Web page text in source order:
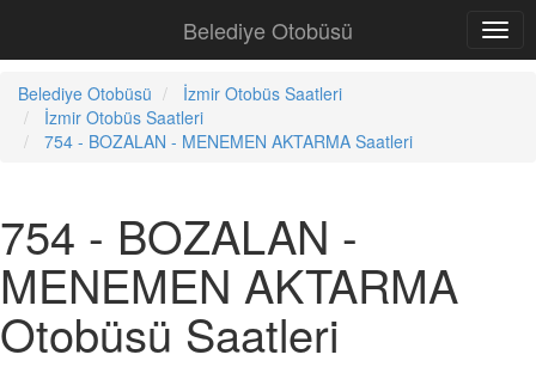
Belediye Otobüsü
Belediye Otobüsü
İzmir Otobüs Saatleri
İzmir Otobüs Saatleri
754 - BOZALAN - MENEMEN AKTARMA Saatleri
754 - BOZALAN -
MENEMEN AKTARMA
Otobüsü Saatleri